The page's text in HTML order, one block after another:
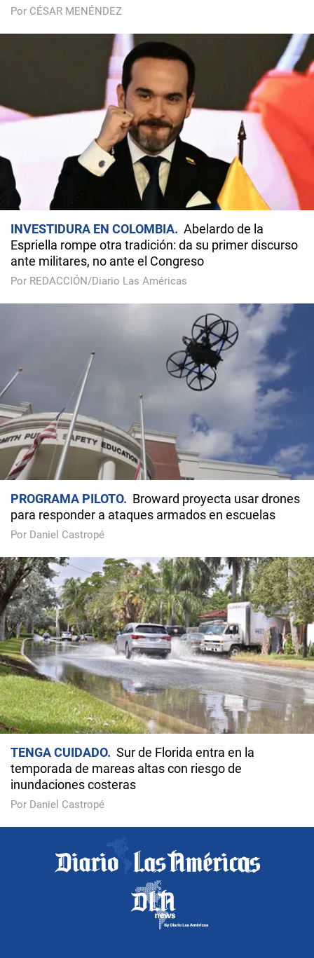
Por CÉSAR MENÉNDEZ
INVESTIDURA EN COLOMBIA
Abelardo de la
Espriella rompe otra tradición: da su primer discurso
ante militares, no ante el Congreso
Por REDACCIÓN/Diario Las Américas
PROGRAMA PILOTO
Broward proyecta usar drones
para responder a ataques armados en escuelas
Por Daniel Castropé
TENGA CUIDADO
Sur de Florida entra en la
temporada de mareas altas con riesgo de
inundaciones costeras
Por Daniel Castropé